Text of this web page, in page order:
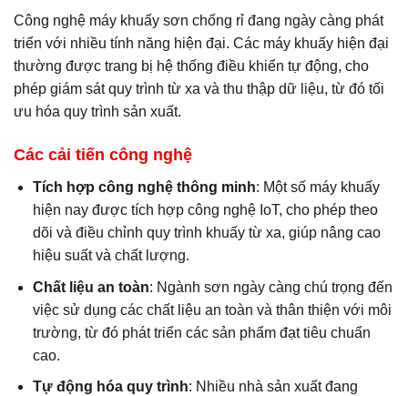
Công nghệ máy khuấy sơn chống rỉ đang ngày càng phát
triển với nhiều tính năng hiện đại. Các máy khuấy hiện đại
thường được trang bị hệ thống điều khiển tự động, cho
phép giám sát quy trình từ xa và thu thập dữ liệu, từ đó tối
ưu hóa quy trình sản xuất.
Các cải tiến công nghệ
Tích hợp công nghệ thông minh: Một số máy khuấy
hiện nay được tích hợp công nghệ IoT, cho phép theo
dõi và điều chỉnh quy trình khuấy từ xa, giúp nâng cao
hiệu suất và chất lượng.
Chất liệu an toàn: Ngành sơn ngày càng chú trọng đến
việc sử dụng các chất liệu an toàn và thân thiện với môi
trường, từ đó phát triển các sản phẩm đạt tiêu chuẩn
cao.
Tự động hóa quy trình: Nhiều nhà sản xuất đang